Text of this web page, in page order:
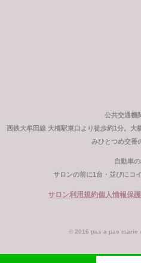
公共交通機
西鉄大牟田線 大橋駅東口より徒歩約1分。大
みひとつめ交番
自動車
サロンの前に1台・並びにコ
サロン利用規約個人情報保
© 2016 pas a pas marie